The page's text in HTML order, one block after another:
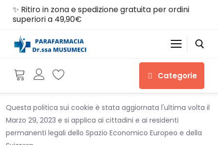
Skip✨ Ritiro in zona e spedizione gratuita per ordini
superiori a 49,90€
Search for:
Categorie
Home
Questa politica sui cookie è stata aggiornata l'ultima volta il
Marzo 29, 2023 e si applica ai cittadini e ai residenti
permanenti legali dello Spazio Economico Europeo e della